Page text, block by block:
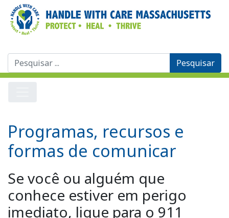
Procurar
por:
Programas, recursos e
formas de comunicar
Se você ou alguém que
conhece estiver em perigo
imediato, ligue para o 911